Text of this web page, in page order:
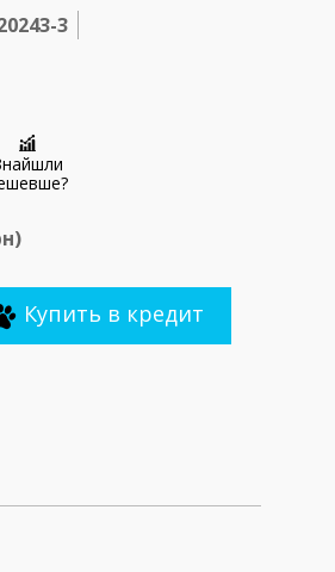
3
Купить в кредит